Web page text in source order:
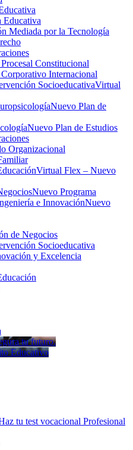
Educativa
Mediada por la Tecnología
Constitucional
Internacional
SocioeducativaVirtual
Nuevo Plan de
Nuevo Plan de Estudios
Organizacional
Virtual Flex – Nuevo
Nuevo Programa
e InnovaciónNuevo
de Negocios
Socioeducativa
y Excelencia
tu futuro.
Educativo
tu test vocacional Profesional